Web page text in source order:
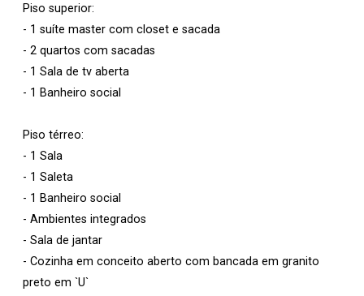
Piso superior:
- 1 suíte master com closet e sacada
- 2 quartos com sacadas
- 1 Sala de tv aberta
- 1 Banheiro social
Piso térreo:
- 1 Sala
- 1 Saleta
- 1 Banheiro social
- Ambientes integrados
- Sala de jantar
- Cozinha em conceito aberto com bancada em granito
preto em `U`